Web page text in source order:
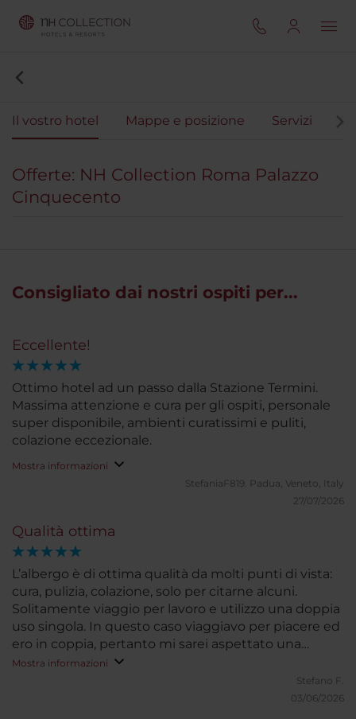
Il vostro hotel Mappe e posizione Servizi
Offerte: NH Collection Roma Palazzo
Cinquecento
Consigliato dai nostri ospiti per...
Eccellente!
Ottimo hotel ad un passo dalla Stazione Termini.
Massima attenzione e cura per gli ospiti, personale
super disponibile, ambienti curatissimi e puliti,
colazione eccezionale.
Mostra informazioni
StefaniaF819.
Padua, Veneto, Italy
27/07/2026
Qualità ottima
L’albergo è di ottima qualità da molti punti di vista:
cura, pulizia, colazione, solo per citarne alcuni.
Solitamente viaggio per lavoro e utilizzo una doppia
uso singola. In questo caso viaggiavo per piacere ed
ero in coppia, pertanto mi sarei aspettato una
camera un po’ più grande (disponibile perché
assegnata a conoscenti che viaggiavano da soli).
Mostra informazioni
Stefano F.
03/06/2026